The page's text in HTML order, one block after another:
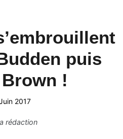
puis
!
2017
rédaction